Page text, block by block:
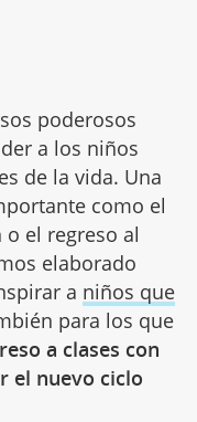
poderosos
a los niños
de la vida. Una
como el
el regreso al
elaborado
a niños que
para los que
a clases con
el nuevo ciclo